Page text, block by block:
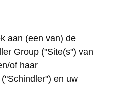
aan (een van) de
Group ("Site(s") van
of haar
("Schindler") en uw